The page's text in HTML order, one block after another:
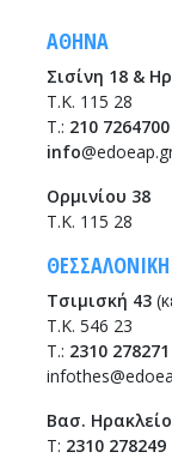
ΑΘΗΝΑ
Σισίνη 18 &
Τ.Κ. 115 28
T.: 210 7264700
info
Ορμινίου 38
Τ.Κ. 115 28
ΘΕΣΣΑΛΟΝΙΚΗ
Τσιμισκή 43
Τ.Κ. 546 23
T.: 2310 278271
Βασ.
Τ: 2310 278249